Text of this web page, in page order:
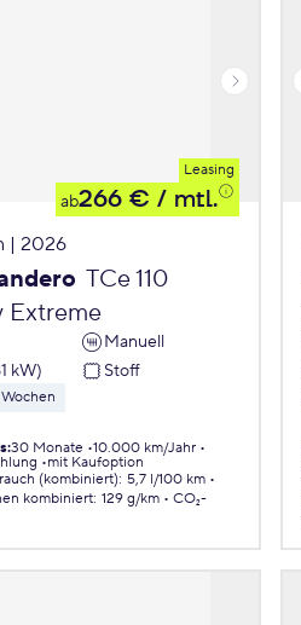
Leasing
ab266 € / mtl.
| 2026
TCe 110
Extreme
Manuell
kW)
Stoff
:30 Monate 10.000 km/Jahr
mit Kaufoption
(kombiniert): 5,7 l/100 km
kombiniert: 129 g/km
CO₂-